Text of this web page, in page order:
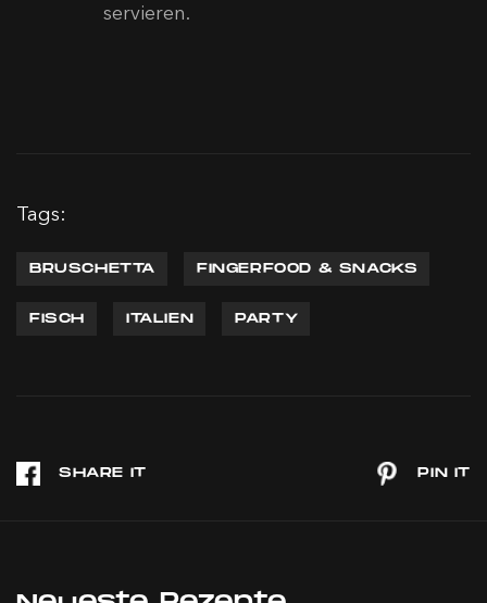
servieren.
Tags:
BRUSCHETTA FINGERFOOD & SNACKS
FISCH ITALIEN PARTY